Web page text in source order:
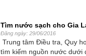
Tìm nước sạch cho Gia
Đăng ngày: 29/06/2016
Trung tâm Điều tra, Quy
tìm kiếm nguồn nước dưới